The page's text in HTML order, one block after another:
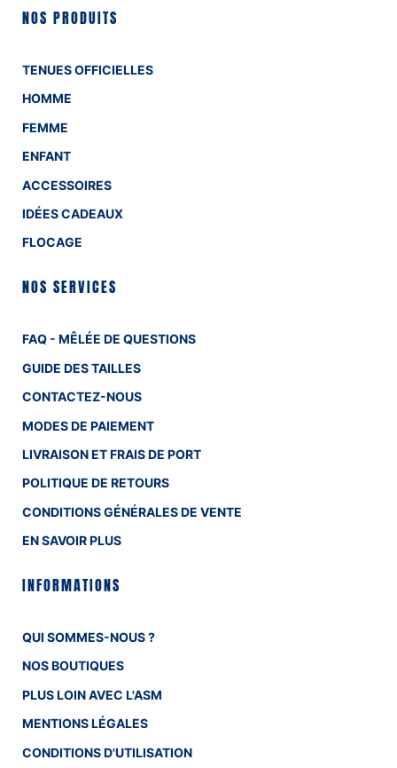
NOS PRODUITS
TENUES OFFICIELLES
HOMME
FEMME
ENFANT
ACCESSOIRES
IDÉES CADEAUX
FLOCAGE
NOS SERVICES
FAQ - MÊLÉE DE QUESTIONS
GUIDE DES TAILLES
CONTACTEZ-NOUS
MODES DE PAIEMENT
LIVRAISON ET FRAIS DE PORT
POLITIQUE DE RETOURS
CONDITIONS GÉNÉRALES DE VENTE
EN SAVOIR PLUS
INFORMATIONS
QUI SOMMES-NOUS ?
NOS BOUTIQUES
PLUS LOIN AVEC L'ASM
MENTIONS LÉGALES
CONDITIONS D'UTILISATION